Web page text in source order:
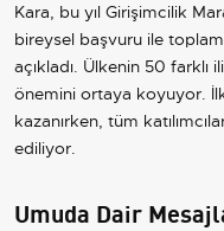
Kara, bu yıl Girişimcilik
bireysel başvuru ile
açıkladı. Ülkenin 50
önemini ortaya koyuyor.
kazanırken, tüm
ediliyor.
Umuda Dair